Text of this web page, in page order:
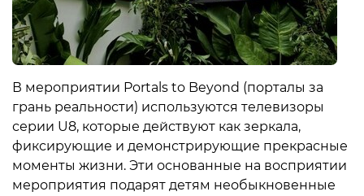
В мероприятии Portals to Beyond (порталы за
грань реальности) используются телевизоры
серии U8, которые действуют как зеркала,
фиксирующие и демонстрирующие прекрасные
моменты жизни. Эти основанные на восприятии
мероприятия подарят детям необыкновенные